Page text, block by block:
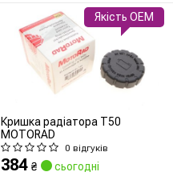
Кришка радіатора T50
MOTORAD
0 відгуків
384 ₴ сьогодні
Якість OEM